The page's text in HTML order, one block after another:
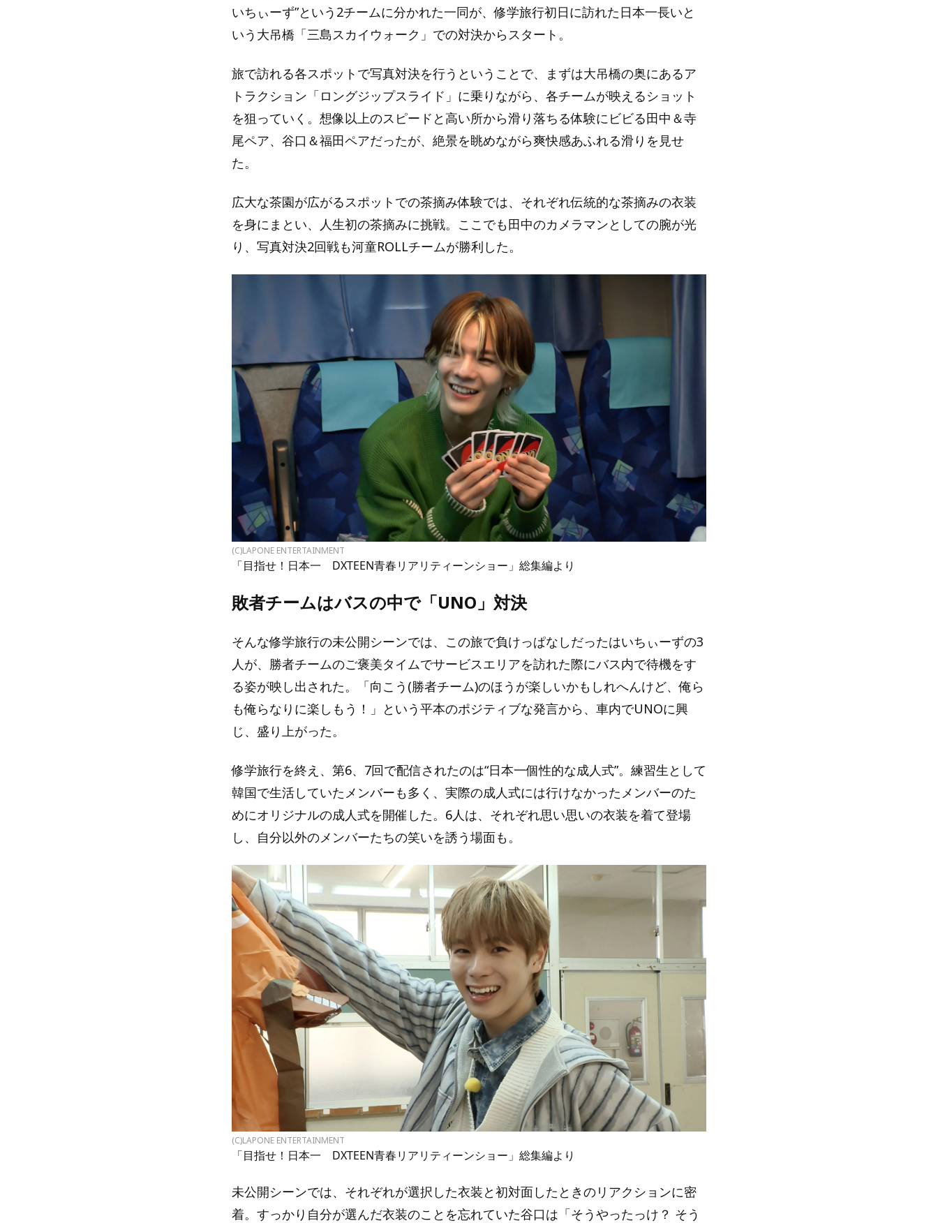
いちぃーず”という2チームに分かれた一同が、修学旅行初日に訪れた日本一長いと
いう大吊橋「三島スカイウォーク」での対決からスタート。
旅で訪れる各スポットで写真対決を行うということで、まずは大吊橋の奥にあるア
トラクション「ロングジップスライド」に乗りながら、各チームが映えるショット
を狙っていく。想像以上のスピードと高い所から滑り落ちる体験にビビる田中＆寺
尾ペア、谷口＆福田ペアだったが、絶景を眺めながら爽快感あふれる滑りを見せ
た。
広大な茶園が広がるスポットでの茶摘み体験では、それぞれ伝統的な茶摘みの衣装
を身にまとい、人生初の茶摘みに挑戦。ここでも田中のカメラマンとしての腕が光
り、写真対決2回戦も河童ROLLチームが勝利した。
(C)LAPONE ENTERTAINMENT
「目指せ！日本一 DXTEEN青春リアリティーンショー」総集編より
敗者チームはバスの中で「UNO」対決
そんな修学旅行の未公開シーンでは、この旅で負けっぱなしだったはいちぃーずの3
人が、勝者チームのご褒美タイムでサービスエリアを訪れた際にバス内で待機をす
る姿が映し出された。「向こう(勝者チーム)のほうが楽しいかもしれへんけど、俺ら
も俺らなりに楽しもう！」という平本のポジティブな発言から、車内でUNOに興
じ、盛り上がった。
修学旅行を終え、第6、7回で配信されたのは“日本一個性的な成人式”。練習生として
韓国で生活していたメンバーも多く、実際の成人式には行けなかったメンバーのた
めにオリジナルの成人式を開催した。6人は、それぞれ思い思いの衣装を着て登場
し、自分以外のメンバーたちの笑いを誘う場面も。
(C)LAPONE ENTERTAINMENT
「目指せ！日本一 DXTEEN青春リアリティーンショー」総集編より
未公開シーンでは、それぞれが選択した衣装と初対面したときのリアクションに密
着。すっかり自分が選んだ衣装のことを忘れていた谷口は「そうやったっけ？ そう